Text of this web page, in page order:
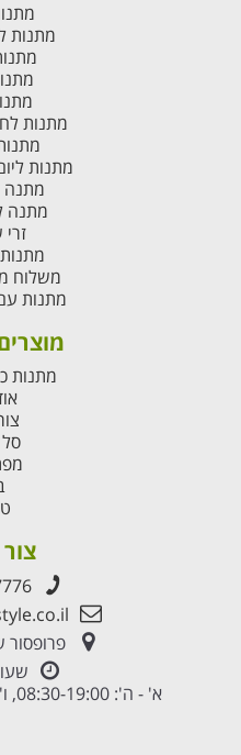
מתנות
מתנות
מתנות
מתנה
מתנה
משלוח
מתנות
מתנות
סל
פרופסור שור 23
א' - ה': 08:30-19:00, ו' וערבי חג מ 08:30 עד 15:00